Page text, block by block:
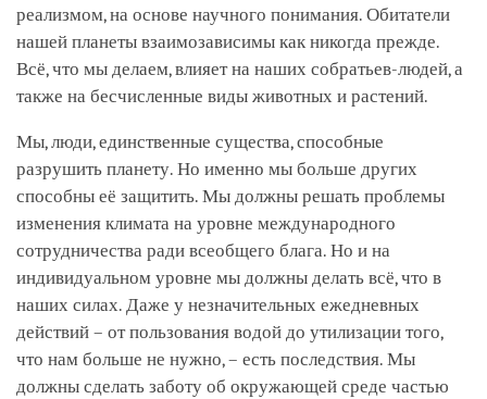
реализмом, на основе научного понимания. Обитатели
нашей планеты взаимозависимы как никогда прежде.
Всё, что мы делаем, влияет на наших собратьев-людей, а
также на бесчисленные виды животных и растений.
Мы, люди, единственные существа, способные
разрушить планету. Но именно мы больше других
способны её защитить. Мы должны решать проблемы
изменения климата на уровне международного
сотрудничества ради всеобщего блага. Но и на
индивидуальном уровне мы должны делать всё, что в
наших силах. Даже у незначительных ежедневных
действий – от пользования водой до утилизации того,
что нам больше не нужно, – есть последствия. Мы
должны сделать заботу об окружающей среде частью